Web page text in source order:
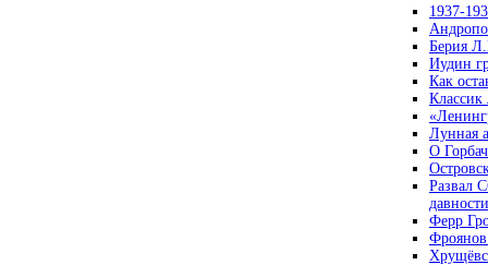
1937-
Берия
Иудин
Как
Лунная
О
Развал
давности
Ферр